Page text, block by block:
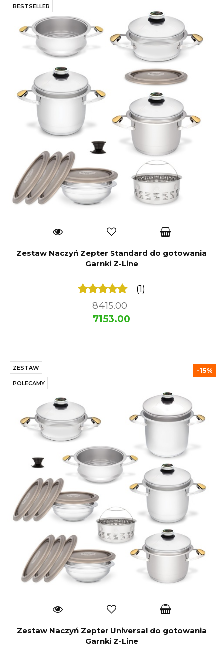
BESTSELLER
Zestaw Naczyń Zepter Standard do gotowania
Garnki Z-Line
(1)
8415.00
7153.00
ZESTAW
POLECAMY
Zestaw Naczyń Zepter Universal do gotowania
Garnki Z-Line
-15%